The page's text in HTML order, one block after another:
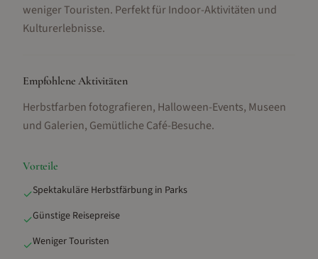
weniger Touristen. Perfekt für Indoor-Aktivitäten und
Kulturerlebnisse.
Empfohlene Aktivitäten
Herbstfarben fotografieren, Halloween-Events, Museen
und Galerien, Gemütliche Café-Besuche.
Vorteile
✓Spektakuläre Herbstfärbung in Parks
✓Günstige Reisepreise
✓Weniger Touristen